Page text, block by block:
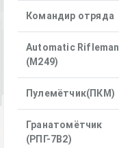
Командир отряда
Automatic Rifleman
(M249)
Пулемётчик(ПКM)
Гранатомётчик
(РПГ-7В2)